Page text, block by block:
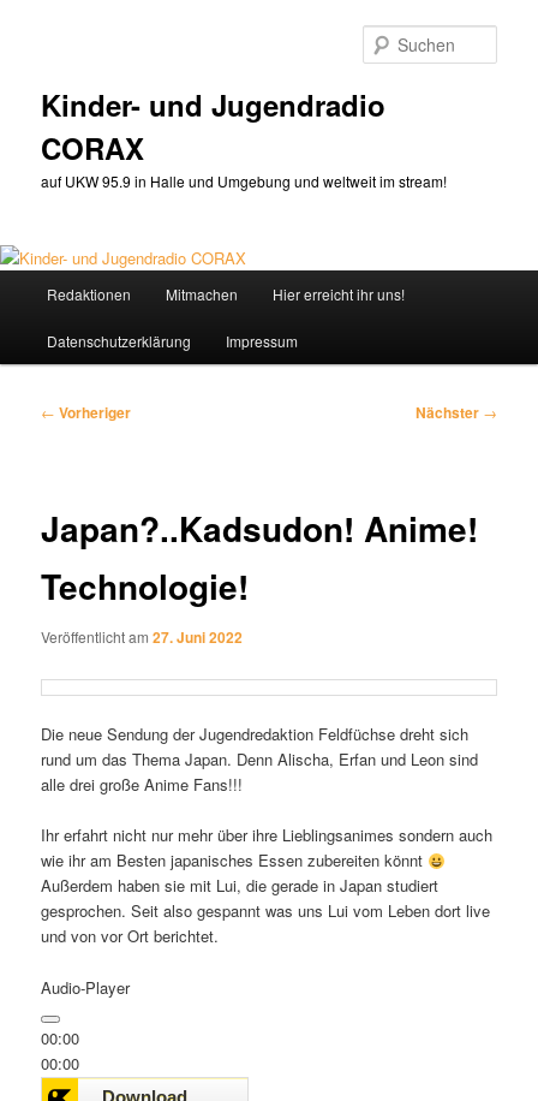
Kinder- und Jugendradio
CORAX
auf UKW 95.9 in Halle und Umgebung und weltweit im stream!
Redaktionen Mitmachen Hier erreicht ihr uns!
Datenschutzerklärung Impressum
Beitragsnavigation
← Vorheriger Nächster →
Japan?..Kadsudon! Anime!
Technologie!
Veröffentlicht am27. Juni 2022
Die neue Sendung der Jugendredaktion Feldfüchse dreht sich
rund um das Thema Japan. Denn Alischa, Erfan und Leon sind
alle drei große Anime Fans!!!
Ihr erfahrt nicht nur mehr über ihre Lieblingsanimes sondern auch
wie ihr am Besten japanisches Essen zubereiten könnt
Außerdem haben sie mit Lui, die gerade in Japan studiert
gesprochen. Seit also gespannt was uns Lui vom Leben dort live
und von vor Ort berichtet.
Audio-Player
00:00
00:00
00:00